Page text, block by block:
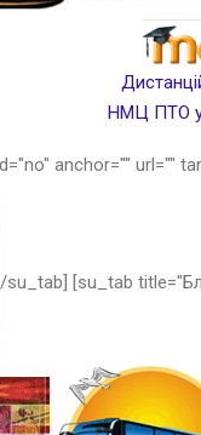
НМЦ ПТО у
anchor="" url=""
[/su_tab] [su_tab